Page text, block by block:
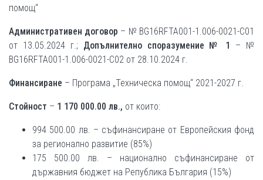
помощ“
Административен договор – № BG16RFTA001-1.006-0021-C01
от 13.05.2024 г.; Допълнително споразумение № 1
– №
BG16RFTA001-1.006-0021-C02 от 28.10.2024 г.
Финансиране – Програма „Техническа помощ“ 2021-2027 г.
Стойност – 1 170 000.00 лв., от които:
994 500.00 лв. – съфинансиране от Европейския фонд
за регионално развитие (85%)
175 500.00 лв. – национално съфинансиране от
държавния бюджет на Република България (15%)